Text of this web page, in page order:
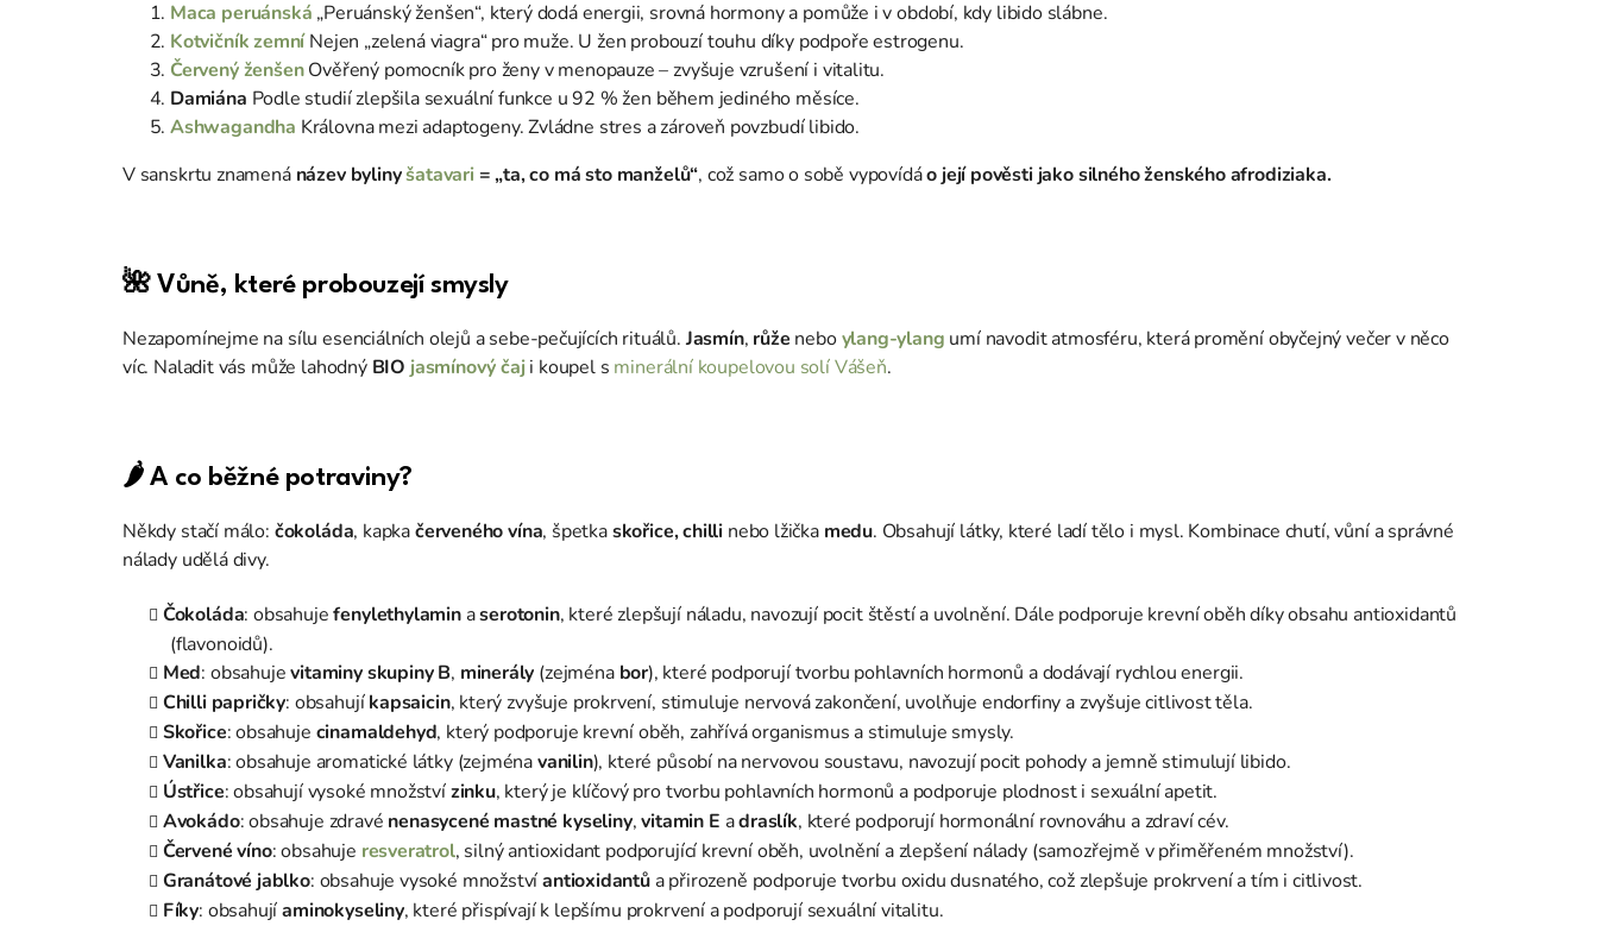
Maca peruánská „Peruánský ženšen“, který dodá energii, srovná hormony a pomůže i v období, kdy libido slábne.
Kotvičník zemní Nejen „zelená viagra“ pro muže. U žen probouzí touhu díky podpoře estrogenu.
Červený ženšen Ověřený pomocník pro ženy v menopauze – zvyšuje vzrušení i vitalitu.
Damiána Podle studií zlepšila sexuální funkce u 92 % žen během jediného měsíce.
Ashwagandha Královna mezi adaptogeny. Zvládne stres a zároveň povzbudí libido.
V sanskrtu znamená název bylinyšatavari= „ta, co má sto manželů“, což samo o sobě vypovídáo její pověsti jako silného ženského afrodiziaka.
🌺 Vůně, které probouzejí smysly
Nezapomínejme na sílu esenciálních olejů a sebe-pečujících rituálů. Jasmín, růže neboylang-ylang umí navodit atmosféru, která promění obyčejný večer v něco
víc. Naladit vás může lahodný BIO jasmínový čaji koupel s minerální koupelovou solí Vášeň.
🌶️ A co běžné potraviny?
Někdy stačí málo: čokoláda, kapkačerveného vína, špetkaskořice, chilli nebo lžička medu. Obsahují látky, které ladí tělo i mysl. Kombinace chutí, vůní a správné
nálady udělá divy.
Čokoláda: obsahujefenylethylaminaserotonin, které zlepšují náladu, navozují pocit štěstí a uvolnění. Dále podporuje krevní oběh díky obsahu antioxidantů
(flavonoidů).
Med: obsahujevitaminy skupiny B, minerály (zejména bor), které podporují tvorbu pohlavních hormonů a dodávají rychlou energii.
Chilli papričky: obsahujíkapsaicin, který zvyšuje prokrvení, stimuluje nervová zakončení, uvolňuje endorfiny a zvyšuje citlivost těla.
Skořice: obsahuje cinamaldehyd, který podporuje krevní oběh, zahřívá organismus a stimuluje smysly.
Vanilka: obsahuje aromatické látky (zejménavanilin), které působí na nervovou soustavu, navozují pocit pohody a jemně stimulují libido.
Ústřice: obsahují vysoké množstvízinku, který je klíčový pro tvorbu pohlavních hormonů a podporuje plodnost i sexuální apetit.
Avokádo: obsahuje zdravé nenasycené mastné kyseliny,vitamin E adraslík, které podporují hormonální rovnováhu a zdraví cév.
Červené víno: obsahuje resveratrol, silný antioxidant podporující krevní oběh, uvolnění a zlepšení nálady (samozřejmě v přiměřeném množství).
Granátové jablko: obsahuje vysoké množstvíantioxidantůa přirozeně podporuje tvorbu oxidu dusnatého, což zlepšuje prokrvení a tím i citlivost.
Fíky: obsahujíaminokyseliny, které přispívají k lepšímu prokrvení a podporují sexuální vitalitu.